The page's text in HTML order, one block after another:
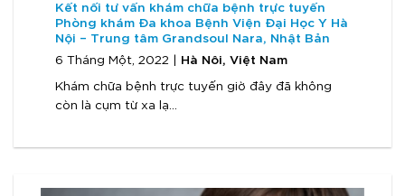
Kết nối tư vấn khám chữa bệnh trực tuyến
Phòng khám Đa khoa Bệnh Viện Đại Học Y Hà
Nội – Trung tâm Grandsoul Nara, Nhật Bản
6 Tháng Một, 2022 | Hà Nôi, Việt Nam
Khám chữa bệnh trực tuyến giờ đây đã không
còn là cụm từ xa lạ...